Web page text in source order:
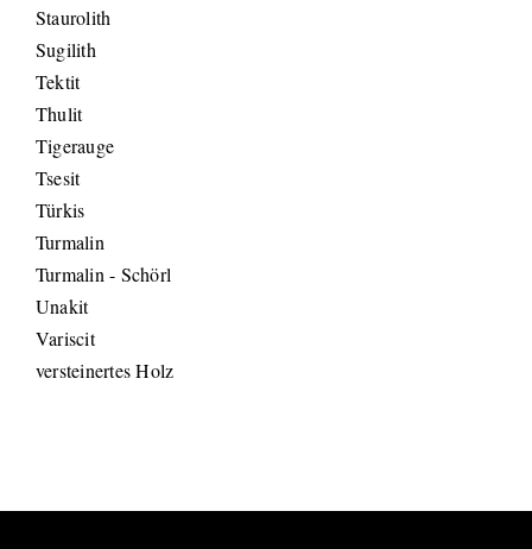
Staurolith
Sugilith
Tektit
Thulit
Tigerauge
Tsesit
Türkis
Turmalin
Turmalin - Schörl
Unakit
Variscit
versteinertes Holz